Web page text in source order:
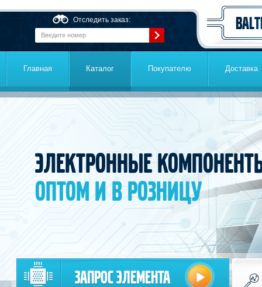
Отследить заказ:
Главная Каталог Покупателю Доставка
Электронные
оптом и в розницу
Запрос элемента